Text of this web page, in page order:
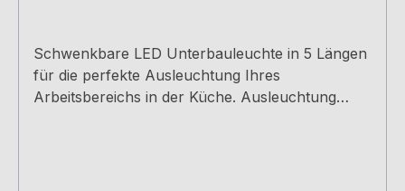
Schwenkbare LED Unterbauleuchte in 5 Längen
für die perfekte Ausleuchtung Ihres
Arbeitsbereichs in der Küche. Ausleuchtung